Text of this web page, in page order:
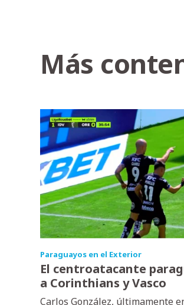
Más
Paraguayos en el Exterior
El centroatacante
a Corinthians y Vasco
Carlos González, últimamente